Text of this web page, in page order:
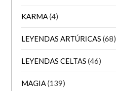
KARMA(4)
LEYENDAS ARTÚRICAS (68)
LEYENDAS CELTAS (46)
MAGIA(139)